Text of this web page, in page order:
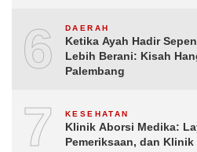
6 DAERAH
Ketika Ayah Hadir
Lebih Berani: Kisah
Palembang
7 KESEHATAN
Klinik Aborsi Medika:
Pemeriksaan, dan